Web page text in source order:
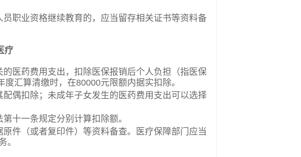
职业资格继续教育的，应当留存相关证书等资料备
疗
医药费用支出，扣除医保报销后个人负担（指医保
汇算清缴时，在80000元限额内据实扣除。
偶扣除；未成年子女发生的医药费用支出可以选择
十一条规定分别计算扣除额。
件（或者复印件）等资料备查。医疗保障部门应当
。